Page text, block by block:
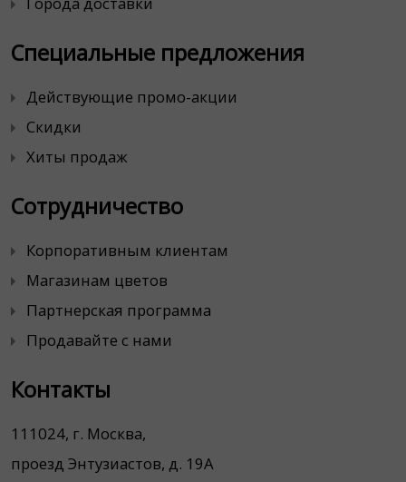
Специальные предложения
Действующие промо-акции
Скидки
Хиты продаж
Сотрудничество
Корпоративным клиентам
Магазинам цветов
Партнерская программа
Продавайте с нами
Контакты
111024, г. Москва,
проезд Энтузиастов, д. 19А